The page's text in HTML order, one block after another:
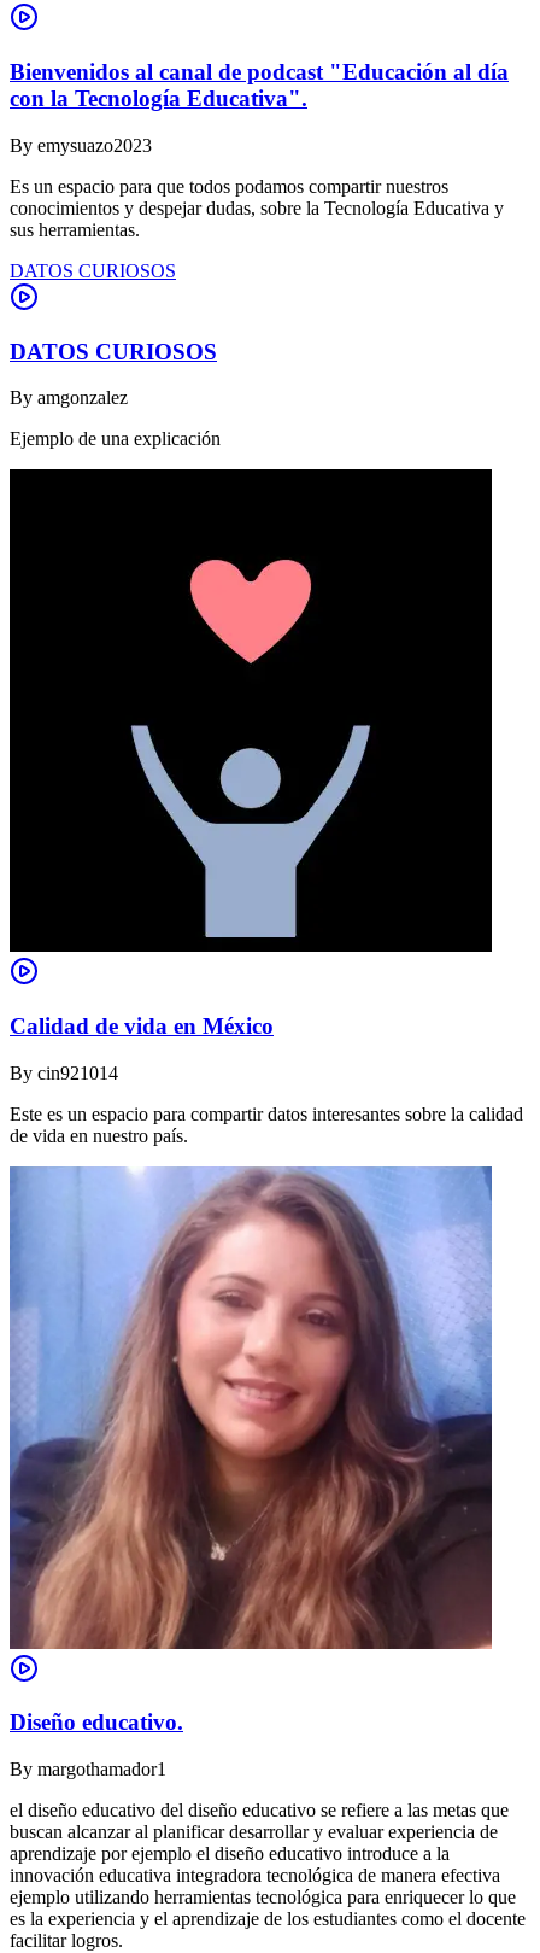
Bienvenidos al canal de podcast "Educación al día
con la Tecnología Educativa".
By emysuazo2023
Es un espacio para que todos podamos compartir nuestros
conocimientos y despejar dudas, sobre la Tecnología Educativa y
sus herramientas.
DATOS CURIOSOS
DATOS CURIOSOS
By amgonzalez
Ejemplo de una explicación
Calidad de vida en México
By cin921014
Este es un espacio para compartir datos interesantes sobre la calidad
de vida en nuestro país.
Diseño educativo.
By margothamador1
el diseño educativo del diseño educativo se refiere a las metas que
buscan alcanzar al planificar desarrollar y evaluar experiencia de
aprendizaje por ejemplo el diseño educativo introduce a la
innovación educativa integradora tecnológica de manera efectiva
ejemplo utilizando herramientas tecnológica para enriquecer lo que
es la experiencia y el aprendizaje de los estudiantes como el docente
facilitar logros.